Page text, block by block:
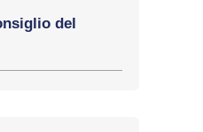
del